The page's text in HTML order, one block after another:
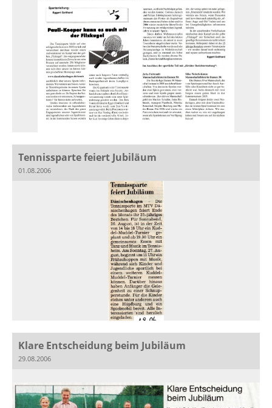
Tennissparte feiert Jubiläum
01.08.2006
Klare Entscheidung beim Jubiläum
29.08.2006